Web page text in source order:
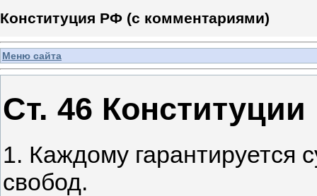
Конституция РФ (с комментариями)
Меню сайта
Ст. 46
1. Каждому гарантируется
свобод.